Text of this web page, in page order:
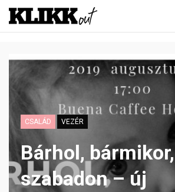
CSALÁD VEZÉR
Bárhol, bármikor,
szabadon – új